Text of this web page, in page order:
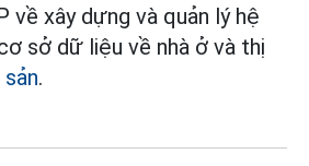
xây dựng và quản lý hệ
sở dữ liệu về nhà ở và thị
.